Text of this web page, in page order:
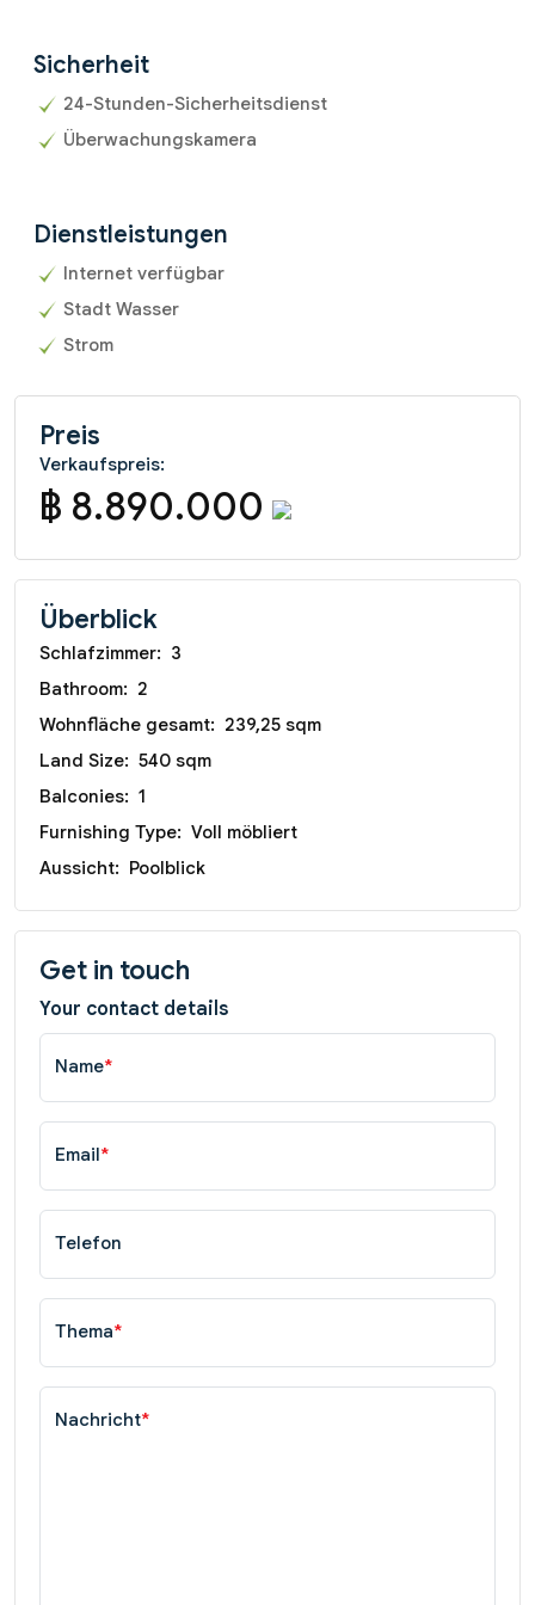
Sicherheit
24-Stunden-Sicherheitsdienst
Überwachungskamera
Dienstleistungen
Internet verfügbar
Stadt Wasser
Strom
Preis
Verkaufspreis:
฿ 8.890.000
Überblick
Schlafzimmer: 3
Bathroom: 2
Wohnfläche gesamt: 239,25 sqm
Land Size: 540 sqm
Balconies: 1
Furnishing Type: Voll möbliert
Aussicht: Poolblick
Get in touch
Your contact details
Name*
Email*
Telefon
Thema*
Nachricht*